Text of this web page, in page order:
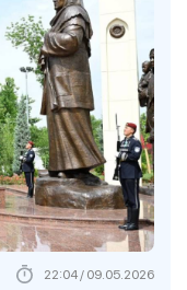
22:04 / 09.05.2026